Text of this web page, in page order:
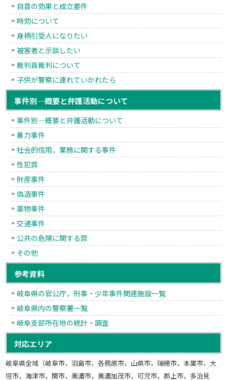
自首の効果と成立要件
時効について
身柄引受人になりたい
被害者と示談したい
裁判員裁判について
子供が警察に連れていかれたら
事件別―概要と弁護活動について
事件別―概要と弁護活動について
暴力事件
社会的信用，業務に関する事件
性犯罪
財産事件
偽造事件
薬物事件
交通事件
公共の危険に関する罪
その他
参考資料
岐阜県の官公庁，刑事・少年事件関連施設一覧
岐阜県内の警察署一覧
岐阜支部所在地の統計・調査
対応エリア
岐阜県全域（岐阜市，羽島市，各務原市，山県市，瑞穂市，本巣市，大
垣市，海津市，関市，美濃市，美濃加茂市，可児市，郡上市，多治見